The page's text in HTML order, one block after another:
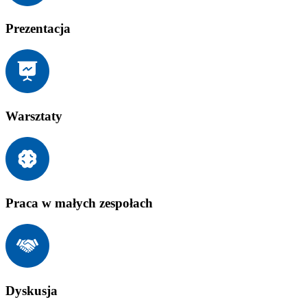
Prezentacja
Warsztaty
Praca w małych zespołach
Dyskusja